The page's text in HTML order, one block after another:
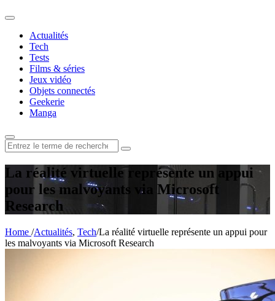
Actualités
Tech
Tests
Films & séries
Jeux vidéo
Objets connectés
Geekerie
Manga
Rechercher
:
La réalité virtuelle représente un appui
pour les malvoyants via Microsoft
Research
Home /Actualités, Tech/La réalité virtuelle représente un appui pour
les malvoyants via Microsoft Research